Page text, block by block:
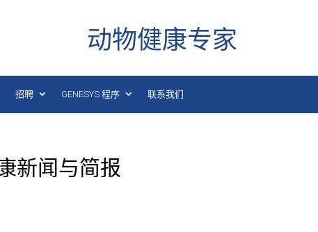
动物健康专家
招聘 GENESYS 程序 联系我们
新闻与简报